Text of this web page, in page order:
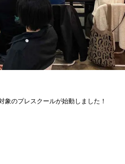
象のプレスクールが始動しました！